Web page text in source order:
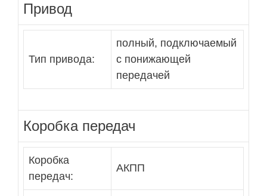
Привод
Тип привода:
полный, подключаемый
с понижающей
передачей
Коробка передач
Коробка
передач:
АКПП